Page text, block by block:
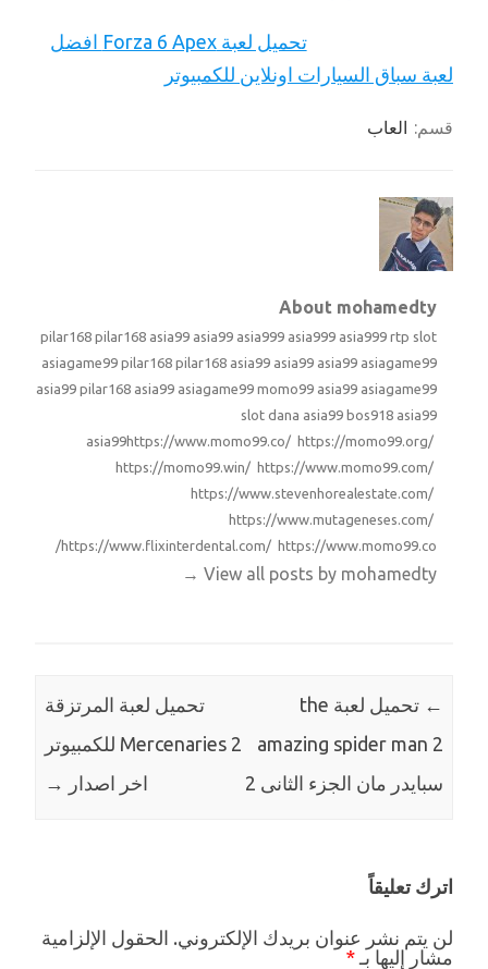
تحميل لعبة Forza 6 Apex افضل
لعبة سباق السيارات اونلاين للكمبيوتر
قسم: العاب
About mohamedty
pilar168 pilar168 asia99 asia99 asia999 asia999 asia999 rtp slot
asiagame99 pilar168 pilar168 asia99 asia99 asia99 asiagame99
asia99 pilar168 asia99 asiagame99 momo99 asia99 asiagame99
slot dana asia99 bos918 asia99
asia99https://www.momo99.co/ https://momo99.org/
https://momo99.win/ https://www.momo99.com/
https://www.stevenhorealestate.com/
https://www.mutageneses.com/
https://www.flixinterdental.com/ https://www.momo99.co/
View all posts by mohamedty
→
←
تحميل لعبة the
amazing spider man 2
سبايدر مان الجزء الثانى 2
تحميل لعبة المرتزقة
Mercenaries 2 للكمبيوتر
اخر اصدار →
اترك تعليقاً
لن يتم نشر عنوان بريدك الإلكتروني. الحقول الإلزامية
مشار إليها بـ *